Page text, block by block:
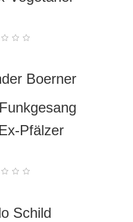
Boerner
Pfälzer
Schild